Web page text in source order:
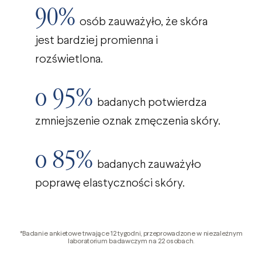
90% osób zauważyło, że skóra
jest bardziej promienna i
rozświetlona.
o 95% badanych potwierdza
zmniejszenie oznak zmęczenia skóry.
o 85% badanych zauważyło
poprawę elastyczności skóry.
*Badanie ankietowe trwające 12 tygodni, przeprowadzone w niezależnym
laboratorium badawczym na 22 osobach.